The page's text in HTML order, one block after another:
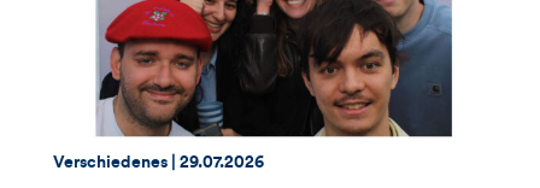
Thema:
Verschiedenes | Datum:
29.07.2026